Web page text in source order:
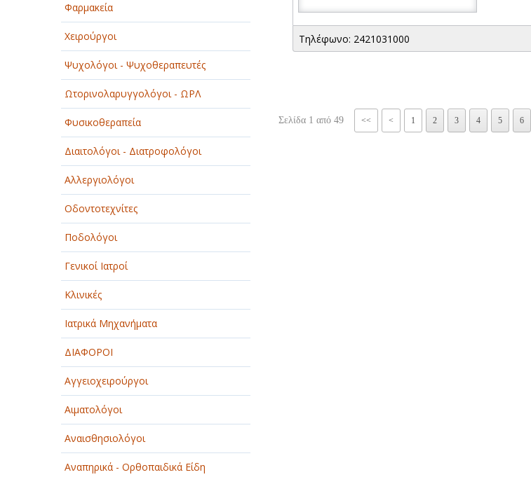
Φαρμακεία
Χειρούργοι
Ψυχολόγοι - Ψυχοθεραπευτές
Ωτορινολαρυγγολόγοι - ΩΡΛ
Φυσικοθεραπεία
Διαιτολόγοι - Διατροφολόγοι
Αλλεργιολόγοι
Οδοντοτεχνίτες
Ποδολόγοι
Γενικοί Ιατροί
Κλινικές
Ιατρικά Μηχανήματα
ΔΙΑΦΟΡΟΙ
Αγγειοχειρούργοι
Αιματολόγοι
Αναισθησιολόγοι
Αναπηρικά - Ορθοπαιδικά Είδη
Τηλέφωνο: 2421031000
Σελίδα 1 από 49 << < 1 2 3 4 5 6